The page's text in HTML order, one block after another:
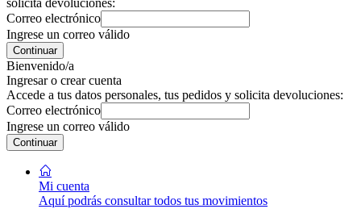
Correo electrónico
Ingrese un correo válido
Continuar
Bienvenido/a
Ingresar o crear cuenta
Accede a tus datos personales, tus pedidos y solicita devoluciones:
Correo electrónico
Ingrese un correo válido
Continuar
Mi cuenta
Aquí podrás consultar todos tus movimientos